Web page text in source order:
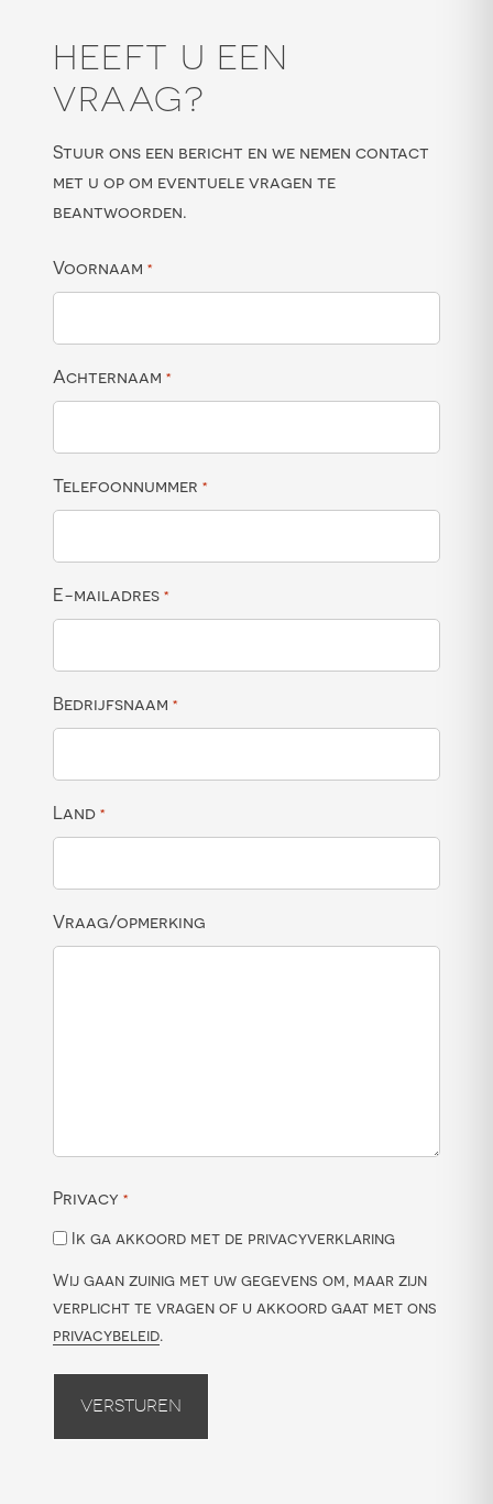
HEEFT U EEN
VRAAG?
Stuur ons een bericht en we nemen contact
met u op om eventuele vragen te
beantwoorden.
Voornaam *
Achternaam *
Telefoonnummer *
E-mailadres *
Bedrijfsnaam *
Land *
Vraag/opmerking
Privacy *
Ik ga akkoord met de privacyverklaring
Wij gaan zuinig met uw gegevens om, maar zijn
verplicht te vragen of u akkoord gaat met ons
privacybeleid.
Versturen